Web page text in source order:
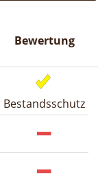
Bewertung
Bestandsschutz